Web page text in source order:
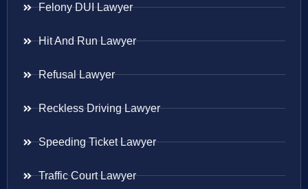
Felony DUI Lawyer
Hit And Run Lawyer
Refusal Lawyer
Reckless Driving Lawyer
Speeding Ticket Lawyer
Traffic Court Lawyer